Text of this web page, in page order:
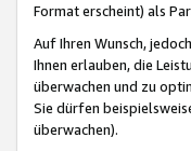
Format erscheint) als
Auf Ihren Wunsch,
Ihnen erlauben, die
überwachen und zu
Sie dürfen
überwachen).